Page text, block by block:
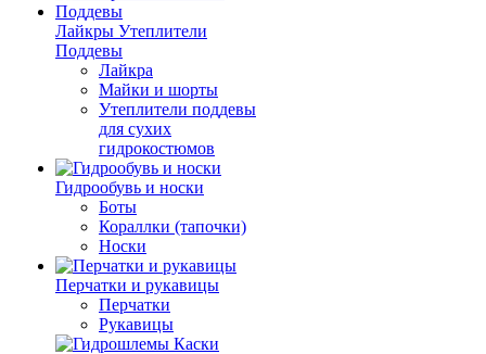
Лайкры Утеплители
Поддевы
Лайкра
Майки и шорты
Утеплители поддевы
для сухих
гидрокостюмов
Гидрообувь и носки
Боты
Кораллки (тапочки)
Носки
Перчатки и рукавицы
Перчатки
Рукавицы